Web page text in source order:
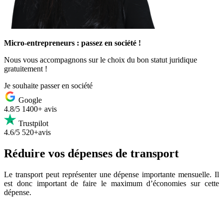
Micro-entrepreneurs : passez en société !
Nous vous accompagnons sur le choix du bon statut juridique
gratuitement !
Je souhaite passer en société
Google
4.8/5 1400+ avis
Trustpilot
4.6/5 520+avis
Réduire vos dépenses de transport
Le transport peut représenter une dépense importante mensuelle. Il
est donc important de faire le maximum d’économies sur cette
dépense.